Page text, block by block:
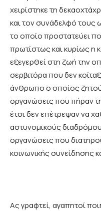
χειρίστηκε τη
και τον συνάδελφό τους
το οποίο προστατεύει
πρωτίστως και κυρίως η
εξεγερθεί στη ζωή την
σερβιτόρα που δεν
άνθρωπο ο οποίος
οργανώσεις που πήραν
έτσι δεν επέτρεψαν να
αστυνομικούς
οργανώσεις που
κοινωνικής συνείδησης
Ας γραφτεί, αγαπητοί